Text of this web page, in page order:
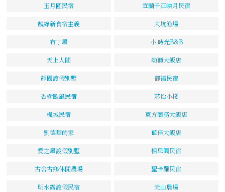
玉月圓民宿 宜蘭千江映月民宿
靚綠新食宿主義 大坑漁場
布丁屋 小.時光B&B
天上人間 幼獅大飯店
靜園渡假別墅 御福民宿
香榭歐風民宿 芯怡小棧
楓城民宿 東方商務大飯店
劉德華的家 藍佳大飯店
愛之屋渡假別墅 相思園民宿
古舍古鄉休閒農場 聖卡羅民宿
明水露渡假民宿 天山農場